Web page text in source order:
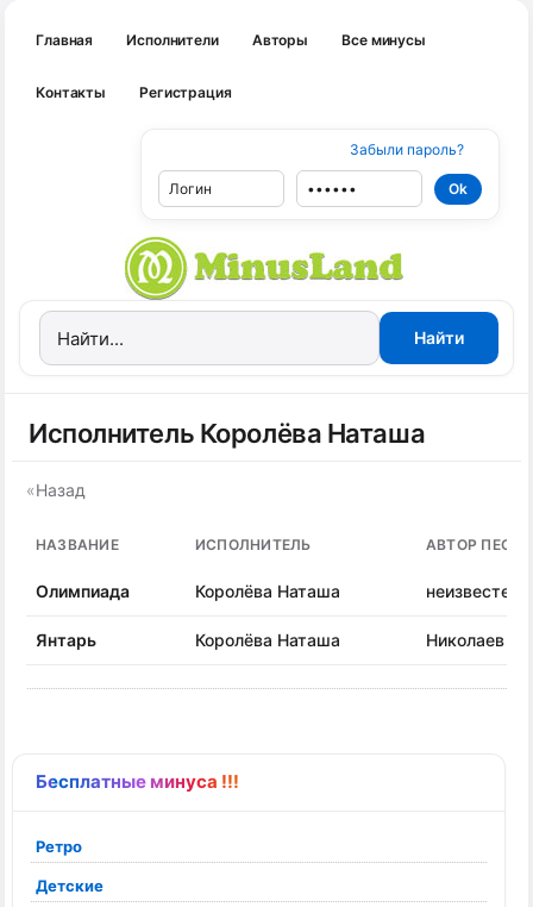
Главная Исполнители Авторы Все минусы
Контакты Регистрация
Забыли пароль?
Бесплатные минуса !!!
Ретро
Детские
Исполнитель Королёва Наташа
«Назад
НАЗВАНИЕ ИСПОЛНИТЕЛЬ АВТОР ПЕСНИ
Олимпиада Королёва Наташа неизвестен
Янтарь Королёва Наташа Николаев Ю.